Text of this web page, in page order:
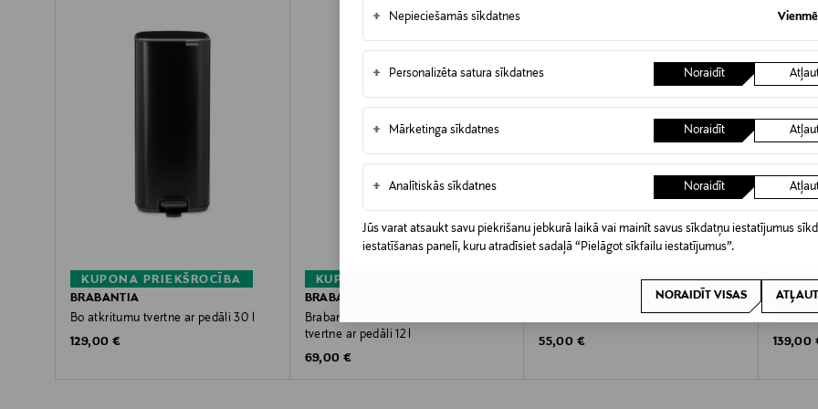
+ Nepieciešamās sīkdatnes
+ Personalizēta satura sīkdatnes Noraidīt
+ Mārketinga sīkdatnes Noraidīt
+ Analītiskās sīkdatnes Noraidīt
Jūs varat atsaukt savu piekrišanu jebkurā laikā vai mainīt savus sīkdatņu iestatījumus
iestatīšanas panelī, kuru atradīsiet sadaļā “Pielāgot sīkfailu iestatījumus”.
NORAIDĪT VISAS
KUPONA PRIEKŠROCĪBA
BRABANTIA
Bo atkritumu tvertne ar pedāli 30 l
Original Price
129,00 €
KUPONA PRIEKŠROCĪBA
BRABANTIA
Brabantia Bo Pedal Bin atkritumu
tvertne ar pedāli 12 l
Original Price
69,00 €
KUPONA PRIEKŠROCĪBA
Original Price
55,00 €
Bo
Original
139,00